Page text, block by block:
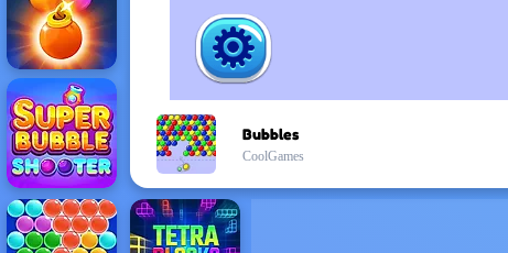
Bubbles
CoolGames